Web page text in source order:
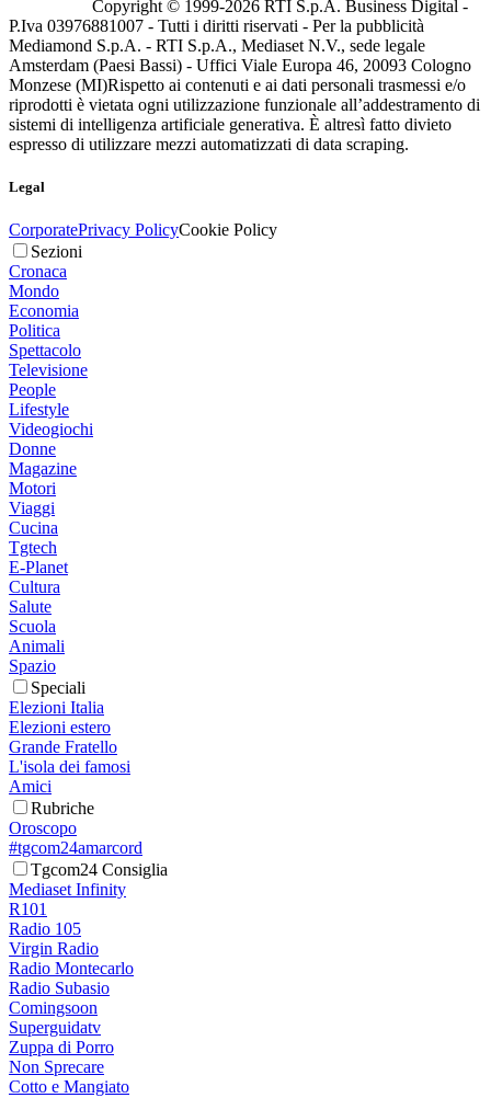
Copyright © 1999-2026 RTI S.p.A. Business Digital -
P.Iva 03976881007 - Tutti i diritti riservati - Per la pubblicità
Mediamond S.p.A. - RTI S.p.A., Mediaset N.V., sede legale
Amsterdam (Paesi Bassi) - Uffici Viale Europa 46, 20093 Cologno
Monzese (MI)Rispetto ai contenuti e ai dati personali trasmessi e/o
riprodotti è vietata ogni utilizzazione funzionale all’addestramento di
sistemi di intelligenza artificiale generativa. È altresì fatto divieto
espresso di utilizzare mezzi automatizzati di data scraping.
Legal
CorporatePrivacy PolicyCookie Policy
Sezioni
Cronaca
Mondo
Economia
Politica
Spettacolo
Televisione
People
Lifestyle
Videogiochi
Donne
Magazine
Motori
Viaggi
Cucina
Tgtech
E-Planet
Cultura
Salute
Scuola
Animali
Spazio
Speciali
Elezioni Italia
Elezioni estero
Grande Fratello
L'isola dei famosi
Amici
Rubriche
Oroscopo
#tgcom24amarcord
Tgcom24 Consiglia
Mediaset Infinity
R101
Radio 105
Virgin Radio
Radio Montecarlo
Radio Subasio
Comingsoon
Superguidatv
Zuppa di Porro
Non Sprecare
Cotto e Mangiato